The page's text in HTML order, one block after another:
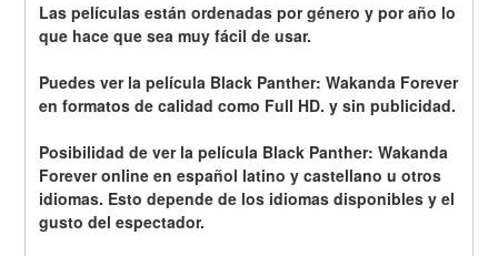
Las películas están ordenadas por género y por año lo
que hace que sea muy fácil de usar.
Puedes ver la película Black Panther: Wakanda Forever
en formatos de calidad como Full HD. y sin publicidad.
Posibilidad de ver la película Black Panther: Wakanda
Forever online en español latino y castellano u otros
idiomas. Esto depende de los idiomas disponibles y el
gusto del espectador.